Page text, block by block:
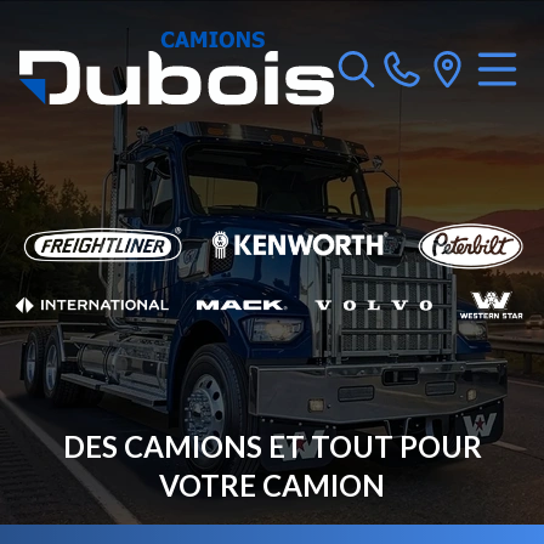
DES CAMIONS ET TOUT POUR
VOTRE CAMION